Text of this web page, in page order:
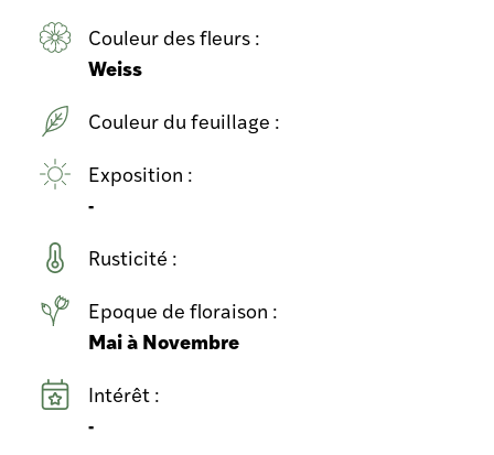
Couleur des fleurs :
Weiss
Couleur du feuillage :
Exposition :
-
Rusticité :
Epoque de floraison :
Mai à Novembre
Intérêt :
-